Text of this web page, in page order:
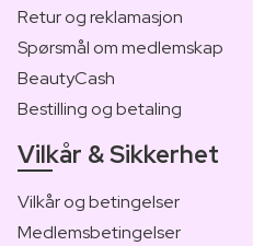
Retur og reklamasjon
Spørsmål om medlemskap
BeautyCash
Bestilling og betaling
Vilkår & Sikkerhet
Vilkår og betingelser
Medlemsbetingelser